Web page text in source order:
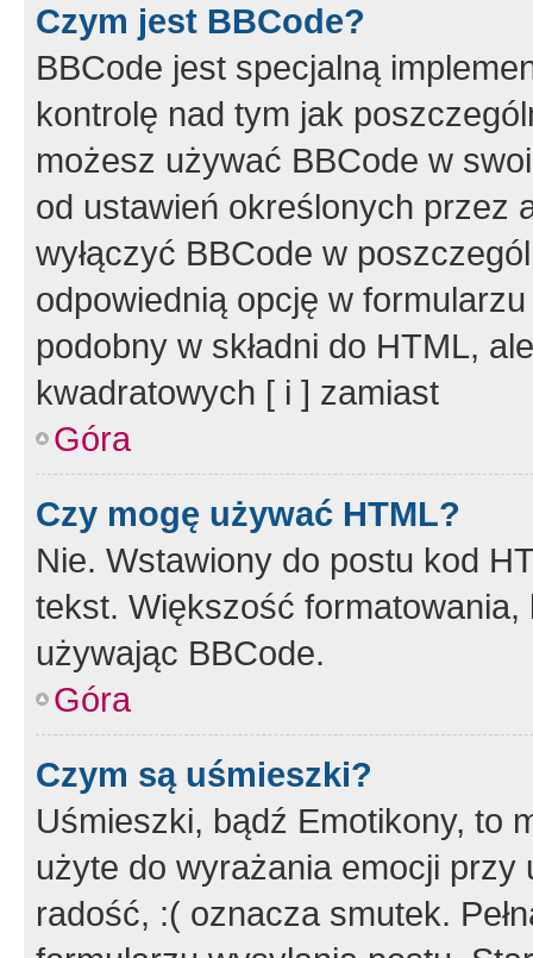
Czym jest BBCode?
BBCode jest specjalną
kontrolę nad tym jak
możesz używać BBCode w
od ustawień określonych przez
wyłączyć BBCode w
odpowiednią opcję w
podobny w składni do HTML,
kwadratowych [ i ] zamiast
Góra
Czy mogę używać HTML?
Nie. Wstawiony do postu kod
tekst. Większość
używając BBCode.
Góra
Czym są uśmieszki?
Uśmieszki, bądź Emotikony, to
użyte do wyrażania emocji
radość, :( oznacza smutek.